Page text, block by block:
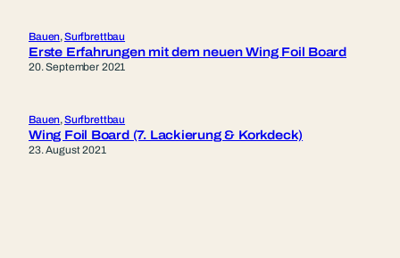
Bauen, Surfbrettbau
Erste Erfahrungen mit dem neuen Wing Foil Board
20. September 2021
Bauen, Surfbrettbau
Wing Foil Board (7. Lackierung & Korkdeck)
23. August 2021